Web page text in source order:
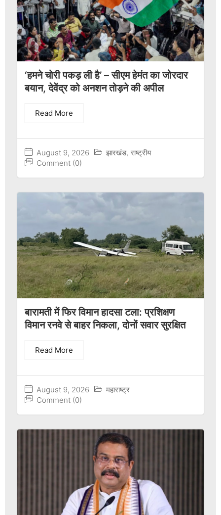
‘हमने चोरी पकड़ ली है’ – सीएम हेमंत का जोरदार
बयान, देवेंद्र को अनशन तोड़ने की अपील
August 9, 2026 झारखंड, राष्ट्रीय
Comment (0)
Read More
बारामती में फिर विमान हादसा टला: प्रशिक्षण
विमान रनवे से बाहर निकला, दोनों सवार सुरक्षित
August 9, 2026
महाराष्ट्र
Comment (0)
Read More